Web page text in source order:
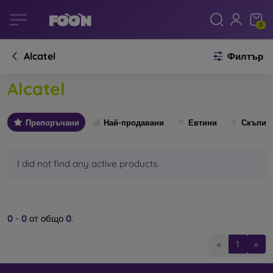
0
Alcatel Филтър
Alcatel
Препоръчани Най-продавани Евтини Скъпи
I did not find any active products.
0 - 0 от общо 0.
« 1 »